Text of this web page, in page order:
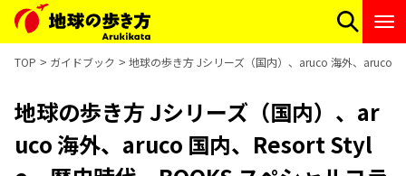
TOP ガイドブック 地球の歩き方 Jシリーズ（国内）、aruco 海外、aruco
地球の歩き方 Jシリーズ（国内）、ar
uco 海外、aruco 国内、Resort Styl